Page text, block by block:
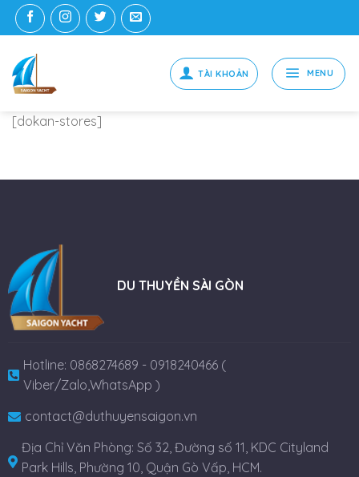
Skip
MENU
[dokan-stores]
DU THUYỀN SÀI GÒN
Hotline: 0868274689 - 0918240466 (
Viber/Zalo,WhatsApp )
contact@duthuyensaigon.vn
Địa Chỉ Văn Phòng: Số 32, Đường số 11, KDC Cityland
Park Hills, Phường 10, Quận Gò Vấp, HCM.